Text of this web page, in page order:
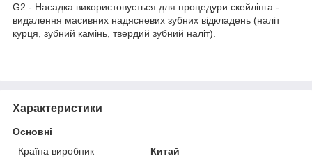
G2 - Насадка використовується для процедури скейлінга -
видалення масивних надясневих зубних відкладень (наліт
курця, зубний камінь, твердий зубний наліт).
Характеристики
Основні
Країна виробник
Китай